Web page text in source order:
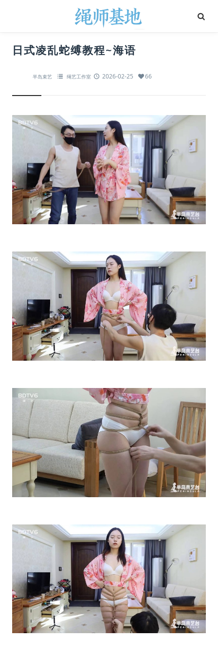
日式凌乱蛇缚教程~海语
半岛束艺 绳艺工作室 2026-02-25 66